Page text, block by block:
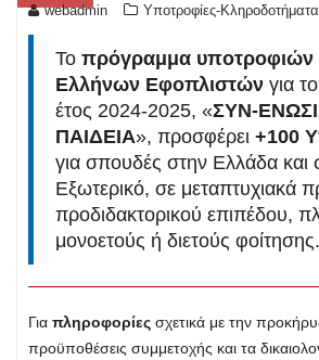
webadmin Υποτροφίες-Κληροδοτήματα
Το πρόγραμμα υποτροφιών
Ελλήνων Εφοπλιστών για
έτος 2024-2025, «ΣΥΝ-
ΠΑΙΔΕΙΑ», προσφέρει +100
για σπουδές στην Ελλάδα και
Εξωτερικό, σε μεταπτυχιακά
προδιδακτορικού επιπέδου,
μονοετούς ή διετούς φοίτησης.
Για πληροφορίες σχετικά με την
προϋποθέσεις συμμετοχής και τα